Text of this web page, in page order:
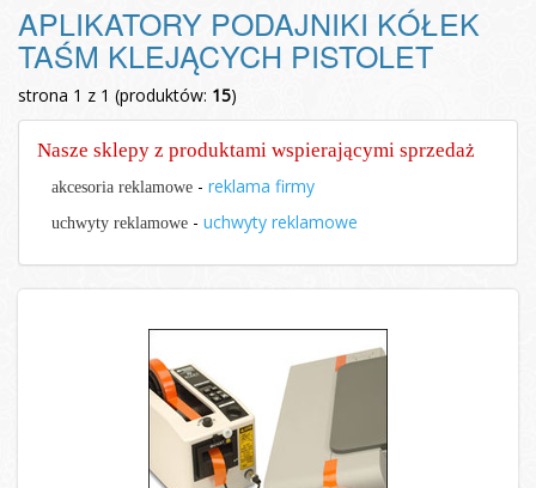
APLIKATORY PODAJNIKI KÓŁEK
TAŚM KLEJĄCYCH PISTOLET
strona 1 z 1 (produktów: 15)
Nasze sklepy z produktami wspierającymi sprzedaż
akcesoria reklamowe - reklama firmy
uchwyty reklamowe - uchwyty reklamowe